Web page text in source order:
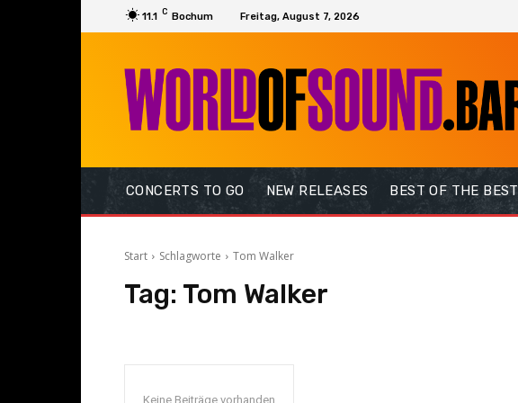
11.1 C Bochum Freitag, August 7, 2026
CONCERTS TO GO NEW RELEASES BEST OF THE BEST
Start Schlagworte Tom Walker
Tag: Tom Walker
Keine Beiträge vorhanden